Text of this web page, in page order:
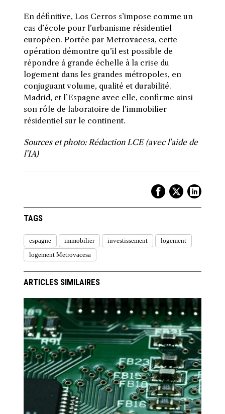
En définitive, Los Cerros s’impose comme un
cas d’école pour l’urbanisme résidentiel
européen. Portée par Metrovacesa, cette
opération démontre qu’il est possible de
répondre à grande échelle à la crise du
logement dans les grandes métropoles, en
conjuguant volume, qualité et durabilité.
Madrid, et l’Espagne avec elle, confirme ainsi
son rôle de laboratoire de l’immobilier
résidentiel sur le continent.
Sources et photo: Rédaction LCE (avec l’aide de
l’IA)
TAGS
espagne immobilier investissement
logement
logement Metrovacesa
ARTICLES SIMILAIRES